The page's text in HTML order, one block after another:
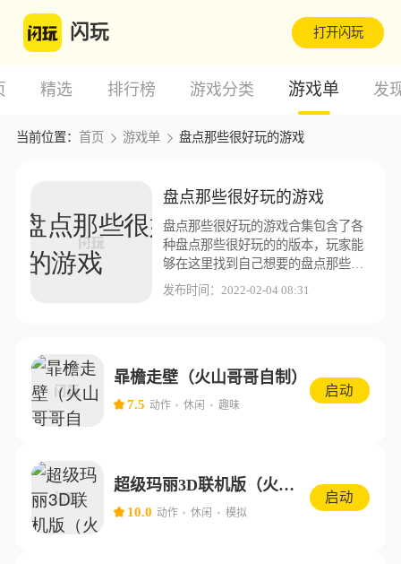
闪玩 打开闪玩
精选 排行榜 游戏分类 游戏单 发
当前位置： 首页 游戏单 盘点那些很好玩的游戏
盘点那些很好玩的游戏
盘点那些很好玩的游戏合集包含了各
种盘点那些很好玩的的版本，玩家能
够在这里找到自己想要的盘点那些很
好玩的版本，闪玩游戏盒子为了让玩
发布时间：2022-02-04 08:31
暃檐走壁（火山哥哥自制）
7.5 动作 休闲 趣味
启动
超级玛丽3D联机版（火山哥哥自制）
10.0 动作 休闲 模拟
启动